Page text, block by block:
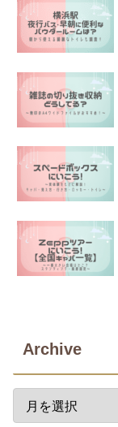
Archive